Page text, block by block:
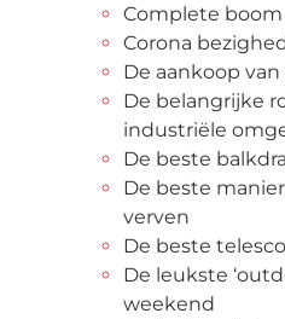
Complete boom
Corona
De aankoop
De belangrijke
industriële
De beste
De beste
verven
De beste
De leukste
weekend